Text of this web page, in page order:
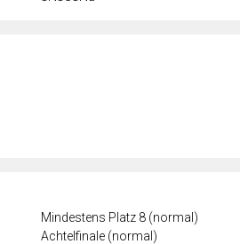
Mindestens Platz 8 (normal)
Achtelfinale (normal)